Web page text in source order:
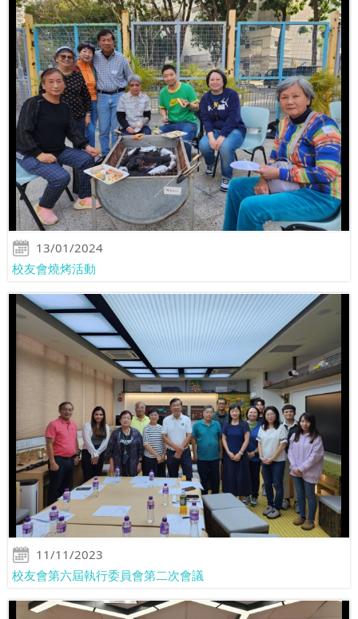
13/01/2024
校友會燒烤活動
11/11/2023
校友會第六屆執行委員會第二次會議